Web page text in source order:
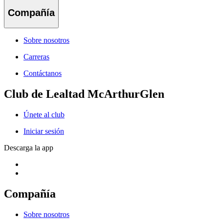
Compañía
Sobre nosotros
Carreras
Contáctanos
Club de Lealtad McArthurGlen
Únete al club
Iniciar sesión
Descarga la app
Compañía
Sobre nosotros